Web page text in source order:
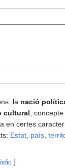
la nació
cultural ,
en certes
Estat país
]